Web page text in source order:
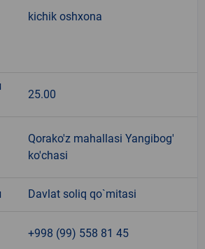
kichik oshxona
25.00
Qorako'z mahallasi Yangibog'
ko'chasi
Davlat soliq qo`mitasi
+998 (99) 558 81 45